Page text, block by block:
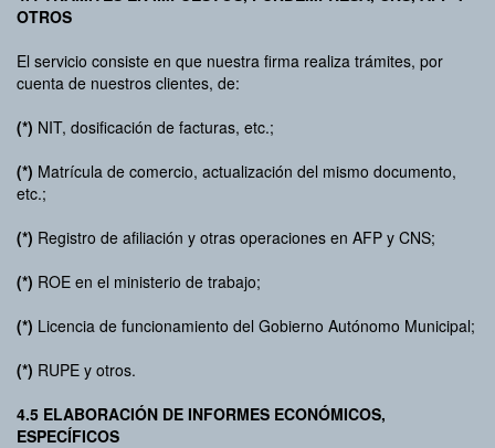
OTROS
El servicio consiste en que nuestra firma realiza trámites, por
cuenta de nuestros clientes, de:
(*) NIT, dosificación de facturas, etc.;
(*) Matrícula de comercio, actualización del mismo documento,
etc.;
(*) Registro de afiliación y otras operaciones en AFP y CNS;
(*) ROE en el ministerio de trabajo;
(*) Licencia de funcionamiento del Gobierno Autónomo Municipal;
(*) RUPE y otros.
4.5 ELABORACIÓN DE INFORMES ECONÓMICOS,
ESPECÍFICOS